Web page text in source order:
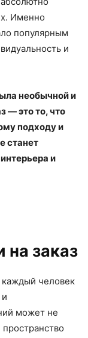
Именно
популярным
и
необычной и
— это то, что
подходу и
станет
и
на заказ
каждый человек
может не
пространство